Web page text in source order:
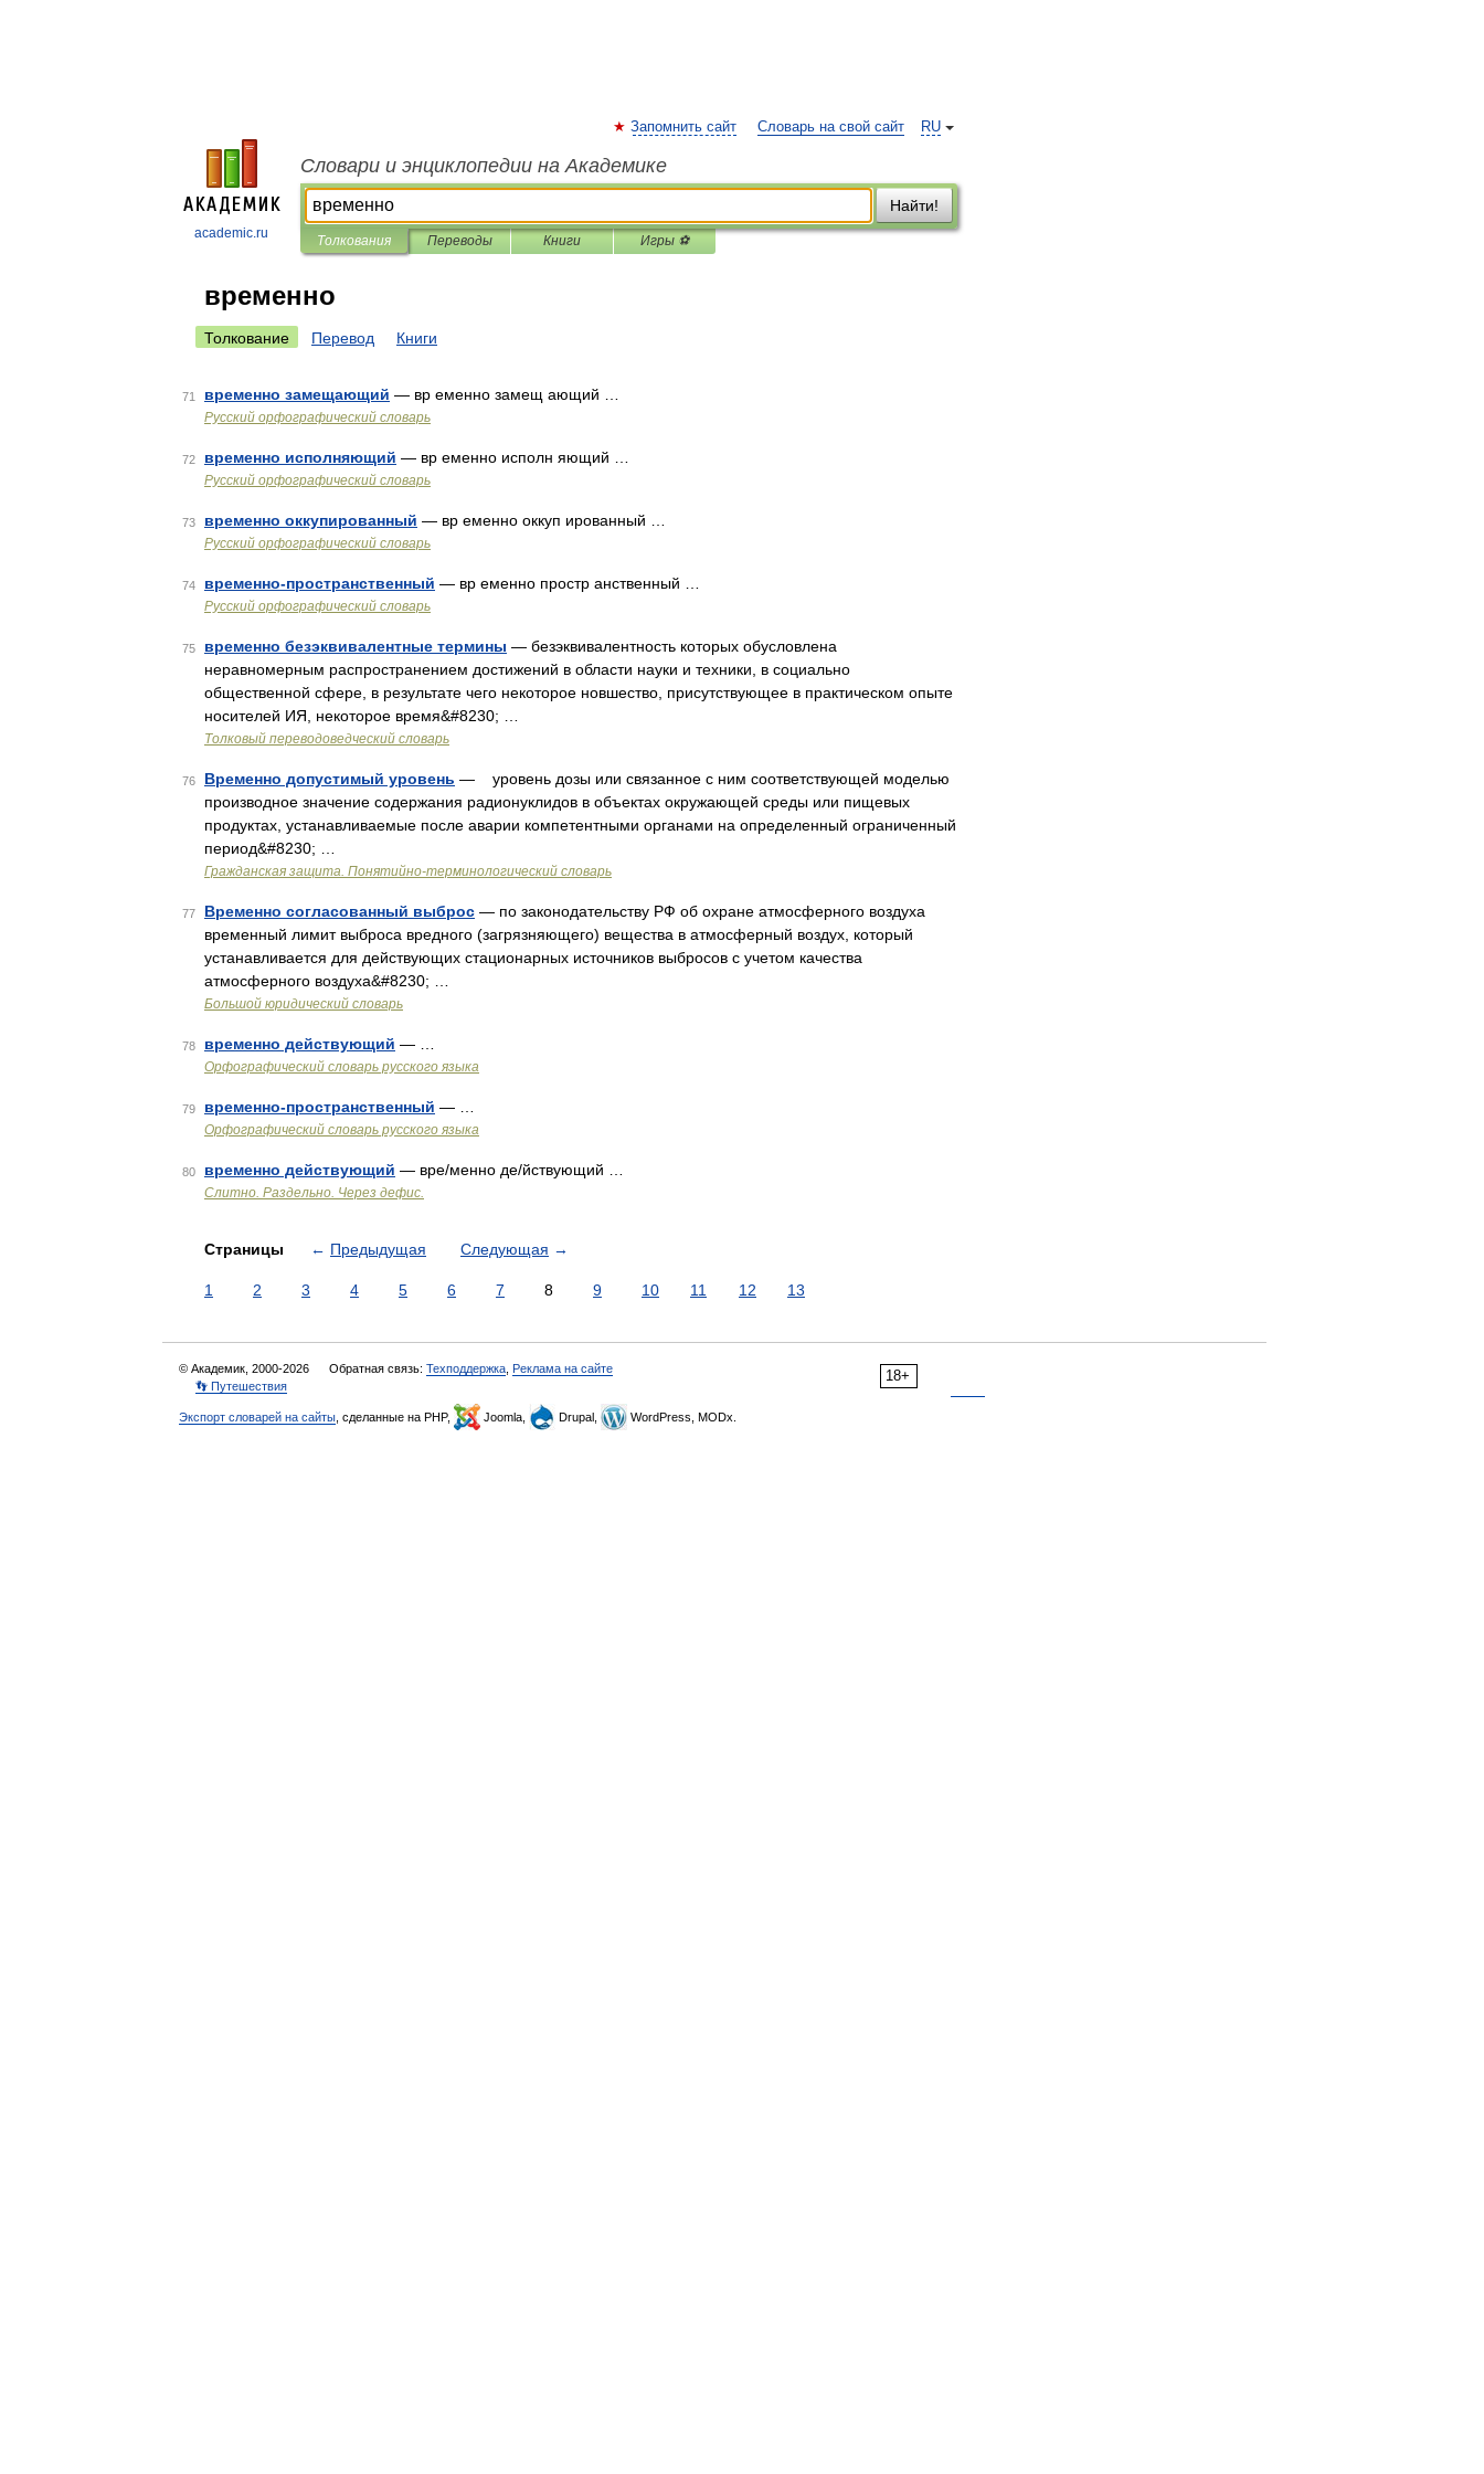
academic.ru
RU
Запомнить сайт Словарь на свой сайт
Словари и энциклопедии на Академике
Найти!
Толкования Переводы Книги Игры ⚽
временно
Толкование Перевод Книги
71 временно замещающий — вр еменно замещ ающий …
Русский орфографический словарь
72 временно исполняющий — вр еменно исполн яющий …
Русский орфографический словарь
73 временно оккупированный — вр еменно оккуп ированный …
Русский орфографический словарь
74 временно-пространственный — вр еменно простр анственный …
Русский орфографический словарь
75 временно безэквивалентные термины — безэквивалентность которых обусловлена
неравномерным распространением достижений в области науки и техники, в социально
общественной сфере, в результате чего некоторое новшество, присутствующее в практическом опыте
носителей ИЯ, некоторое время&#8230; …
Толковый переводоведческий словарь
76 Временно допустимый уровень — уровень дозы или связанное с ним соответствующей моделью
производное значение содержания радионуклидов в объектах окружающей среды или пищевых
продуктах, устанавливаемые после аварии компетентными органами на определенный ограниченный
период&#8230; …
Гражданская защита. Понятийно-терминологический словарь
77 Временно согласованный выброс — по законодательству РФ об охране атмосферного воздуха
временный лимит выброса вредного (загрязняющего) вещества в атмосферный воздух, который
устанавливается для действующих стационарных источников выбросов с учетом качества
атмосферного воздуха&#8230; …
Большой юридический словарь
78 временно действующий — …
Орфографический словарь русского языка
79 временно-пространственный — …
Орфографический словарь русского языка
80 временно действующий — вре/менно де/йствующий …
Слитно. Раздельно. Через дефис.
Страницы ← Предыдущая Следующая →
1 2 3 4 5 6 7 8 9 10 11 12 13
18+
© Академик, 2000-2026 Обратная связь: Техподдержка Реклама на сайте
👣 Путешествия
Экспорт словарей на сайты , сделанные на PHP, Joomla, Drupal, WordPress, MODx.